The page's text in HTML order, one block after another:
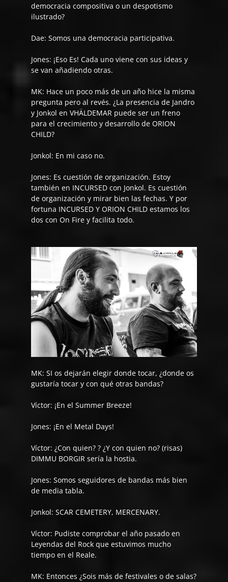
democracia compositiva o un despotismo
ilustrado?
Dae: Somos una democracia participativa.
Jones: ¡Eso Es! Cada uno viene con sus ideas y
se van añadiendo otras.
MK: Hace un poco más de un año hice la misma
pregunta pero al revés. ¿La presencia de Jandro
y Jonkol en VHÄLDEMAR puede ser un freno
para el crecimiento y desarrollo de ORION
CHILD?
Jonkol: En mi caso no.
Jones: Es cuestión de organización. Estoy
también en INCURSED con Jonkol. Es cuestión
de organización y mirar bien las fechas. Y por
fortuna INCURSED Y ORION CHILD estamos los
dos con On Fire y facilita todo.
MK: SI os dejarán elegir donde tocar, ¿donde os
gustaría tocar y con qué otras bandas?
Víctor: ¡En el Summer Breeze!
Jones: ¡En el Metal Days!
Víctor: ¿Con quien? ? ¿Y con quien no? (risas)
DIMMU BORGIR sería la hostia.
Jones: Somos seguidores de bandas más bien
de media tabla.
Jonkol: SCAR CEMETERY, MERCENARY.
Víctor: Pudiste comprobar el año pasado en
Leyendas del Rock que estuvimos mucho
tiempo en el Reale.
MK: Entonces ¿Sois más de festivales o de salas?